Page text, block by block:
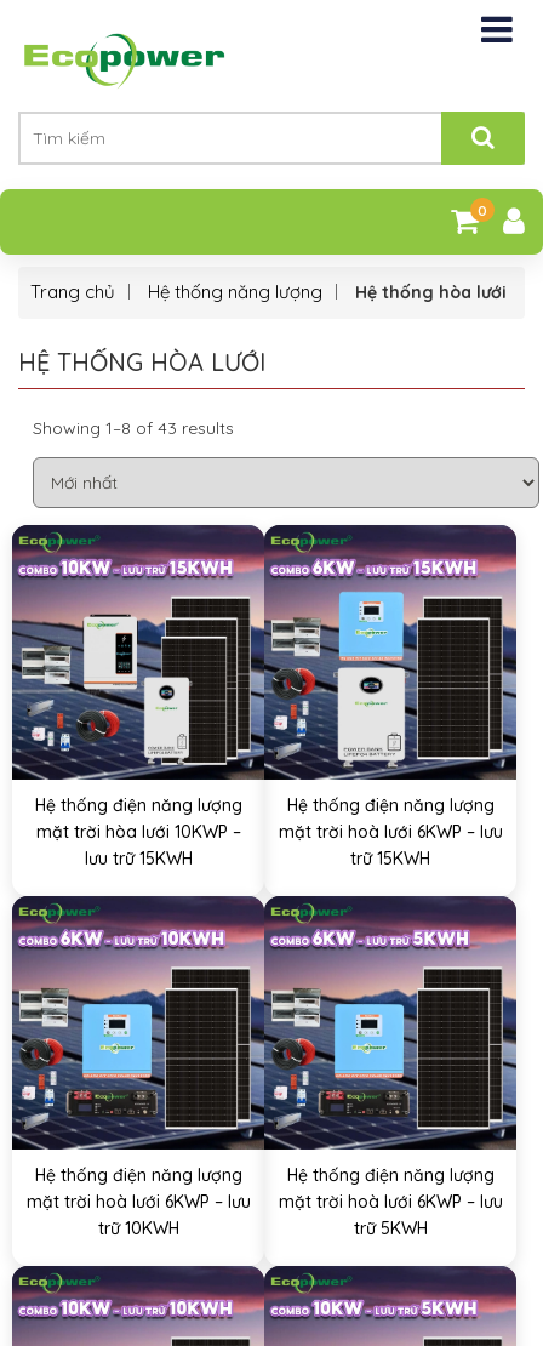
0
Trang chủ Hệ thống năng lượng Hệ thống hòa lưới
HỆ THỐNG HÒA LƯỚI
Showing 1–8 of 43 results
Hệ thống điện năng lượng
mặt trời hòa lưới 10KWP –
lưu trữ 15KWH
Hệ thống điện năng lượng
mặt trời hoà lưới 6KWP – lưu
trữ 15KWH
Hệ thống điện năng lượng
mặt trời hoà lưới 6KWP – lưu
trữ 10KWH
Hệ thống điện năng lượng
mặt trời hoà lưới 6KWP – lưu
trữ 5KWH